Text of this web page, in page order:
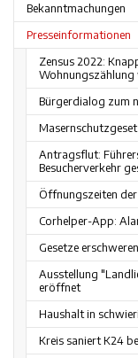
Bekanntmachungen
Presseinformationen
Zensus 2022:
Bürgerdialog zum
Antragsflut:
Besucherverkehr
Öffnungszeiten
Corhelper-App:
Gesetze
Ausstellung
eröffnet
Haushalt in
Kreis saniert K24